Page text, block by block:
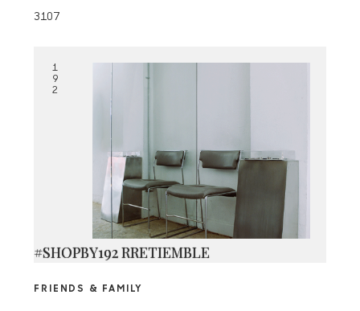
3107
1
9
2
#SHOPBY192 RRETIEMBLE
FRIENDS & FAMILY